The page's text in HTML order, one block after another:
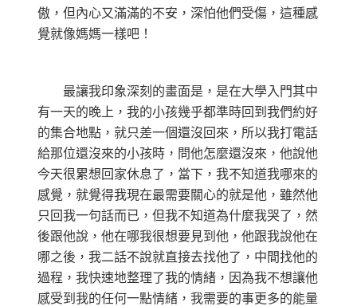
傲，但內心又滿滿的不安，深怕他們受傷，這種感
覺就像媽媽一樣吧！
最讓我印象深刻的畫面是，是在大學入門其中
有一天的晚上，我的小孩幾乎都準時回到我們約好
的集合地點，就只差一個還沒回來，所以我打電話
給那位還沒來的小孩時，問他怎麼還沒來，他說他
今天很累想回家休息了，當下，我不知道我哪來的
感覺，就覺得我現在最需要關心的就是他，雖然他
只回我一句話而已，但我不知道為什麼我哭了，然
後跟他說，他在哪我很想要見到他，他跟我說他在
哪之後，我二話不說就直接去找他了，中間找他的
過程，我快速地整理了我的情緒，因為我不想讓他
感受到我的任何一點情緒，我需要的事更多的能量